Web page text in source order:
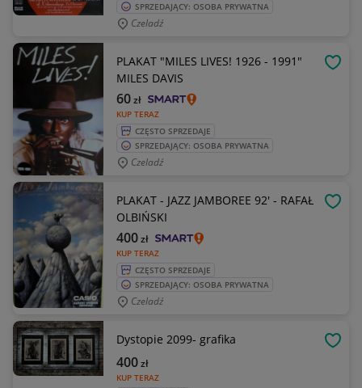
SPRZEDAJĄCY: OSOBA PRYWATNA
Czeladź
PLAKAT "MILES LIVES! 1926 - 1991"
MILES DAVIS
KUP TERAZ
60zł
CZĘSTO SPRZEDAJE
SPRZEDAJĄCY: OSOBA PRYWATNA
Czeladź
PLAKAT - JAZZ JAMBOREE 92' - RAFAŁ
OLBIŃSKI
KUP TERAZ
400zł
CZĘSTO SPRZEDAJE
SPRZEDAJĄCY: OSOBA PRYWATNA
Czeladź
Dystopie 2099- grafika
KUP TERAZ
400zł